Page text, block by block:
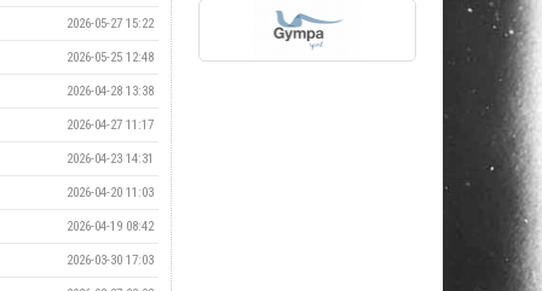
2026-05-27 15:22
2026-05-25 12:48
2026-04-28 13:38
2026-04-27 11:17
2026-04-23 14:31
2026-04-20 11:03
2026-04-19 08:42
2026-03-30 17:03